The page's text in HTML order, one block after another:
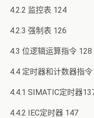
4.2.2 监控表 124
4.2.3 强制表 126
4.3 位逻辑运算指令 128
4.4 定时器和计数器指
4.4.1 SIMATIC定时器
4.4.2 IEC定时器 147